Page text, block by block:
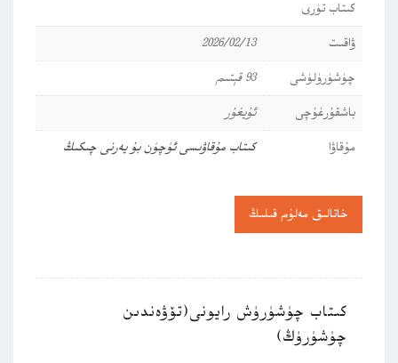
كىتاب تۈرى
ۋاقىت
2026/02/13
چۈشۈرۈلۈشى
93 قېتىم
باشقۇرغۇچى
ئۇيغۇر
مۇقاۋا
كىتاب مۇقاۋىسى ئۈچۈن بۇ يەرنى چىكىڭ
خاتالىق مەلۇم قىلىڭ
كىتاب چۈشۈرۈش رايونى(تۆۋەندىن
چۈشۈرۈڭ)